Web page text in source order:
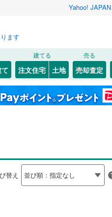
Yahoo! JAPAN
ます
建てる
注文住宅 土地
売る
売却査定
替え
秋田 山形
三重
鹿屋市(0)
出水市(0)
南さつま市(1)
南九州市(0)
隼人町真孝(1)
肥薩線(1)
日南線(0)
オール電化（2）
ビルトインガレージ（0）
角地（0）
保存しました
、 マイページから設定できます。
未定を含む、建築条件付き土地
定を含む
条件を保存する
お気に入りリストを見る
閉じる
お気に入りリストを見る
閉じる